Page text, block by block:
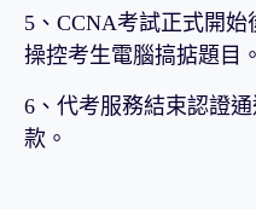
5、CCNA考試正式開
操控考生電腦搞掂題目。
6、代考服務結束認證
款。